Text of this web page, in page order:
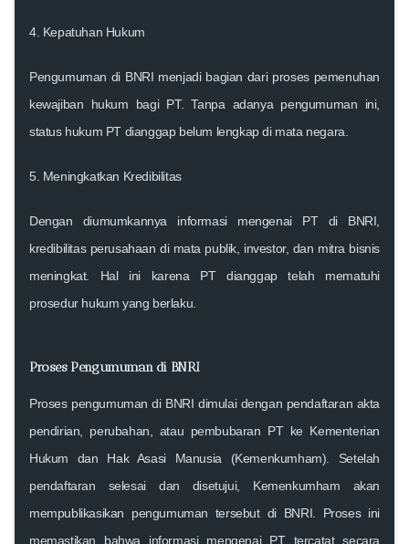
4. Kepatuhan Hukum
Pengumuman di BNRI menjadi bagian dari proses pemenuhan
kewajiban hukum bagi PT. Tanpa adanya pengumuman ini,
status hukum PT dianggap belum lengkap di mata negara.
5. Meningkatkan Kredibilitas
Dengan diumumkannya informasi mengenai PT di BNRI,
kredibilitas perusahaan di mata publik, investor, dan mitra bisnis
meningkat. Hal ini karena PT dianggap telah mematuhi
prosedur hukum yang berlaku.
Proses Pengumuman di BNRI
Proses pengumuman di BNRI dimulai dengan pendaftaran akta
pendirian, perubahan, atau pembubaran PT ke Kementerian
Hukum dan Hak Asasi Manusia (Kemenkumham). Setelah
pendaftaran selesai dan disetujui, Kemenkumham akan
mempublikasikan pengumuman tersebut di BNRI. Proses ini
memastikan bahwa informasi mengenai PT tercatat secara